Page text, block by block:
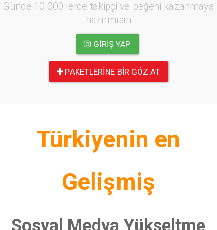
Günde 10.000 lerce takipçi ve beğeni kazanmaya
hazırmısın
GIRIŞ YAP
PAKETLERINE BIR GÖZ AT
Türkiyenin en
Gelişmiş
Sosyal Medya Yükseltme